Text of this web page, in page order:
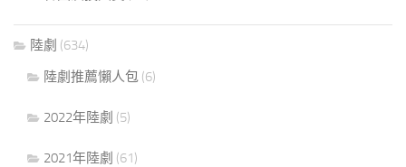
陸劇 (634)
陸劇推薦懶人包 (6)
2022年陸劇 (5)
2021年陸劇 (61)